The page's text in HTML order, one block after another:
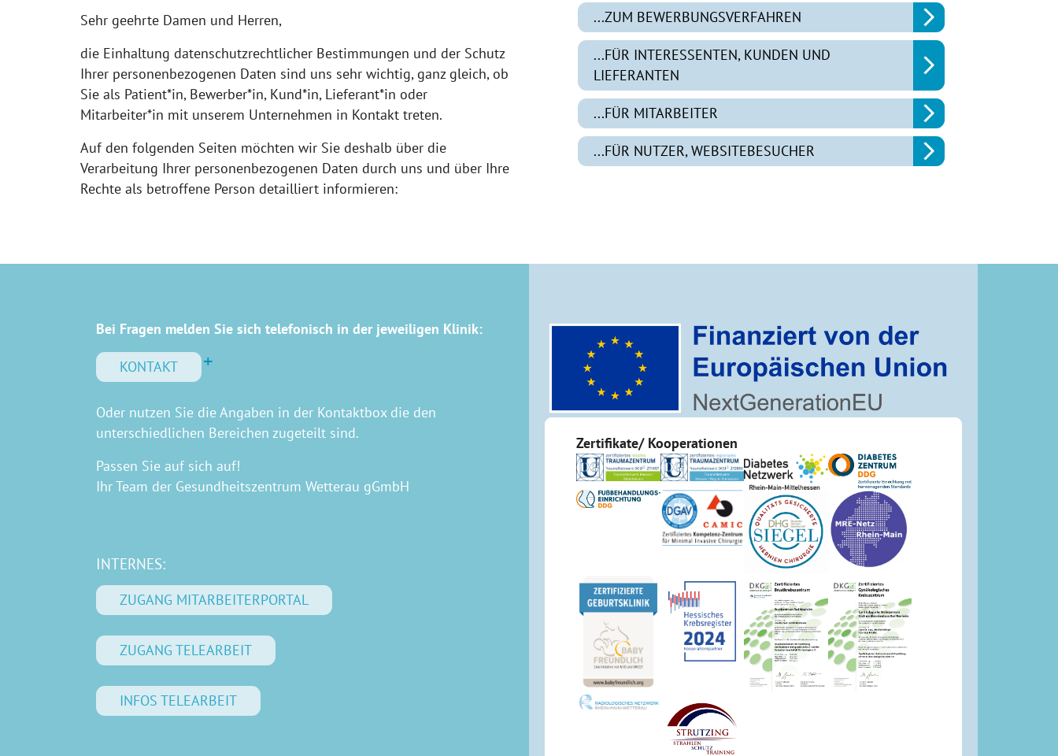
Sehr geehrte Damen und Herren,
die Einhaltung datenschutzrechtlicher Bestimmungen und der Schutz
Ihrer personenbezogenen Daten sind uns sehr wichtig, ganz gleich, ob
Sie als Patient*in, Bewerber*in, Kund*in, Lieferant*in oder
Mitarbeiter*in mit unserem Unternehmen in Kontakt treten.
Auf den folgenden Seiten möchten wir Sie deshalb über die
Verarbeitung Ihrer personenbezogenen Daten durch uns und über Ihre
Rechte als betroffene Person detailliert informieren:
...ZUM BEWERBUNGSVERFAHREN
...FÜR INTERESSENTEN, KUNDEN UND
LIEFERANTEN
...FÜR MITARBEITER
...FÜR NUTZER, WEBSITEBESUCHER
Bei Fragen melden Sie sich telefonisch in der jeweiligen Klinik:
KONTAKT
Oder nutzen Sie die Angaben in der Kontaktbox die den
unterschiedlichen Bereichen zugeteilt sind.
Passen Sie auf sich auf!
Ihr Team der Gesundheitszentrum Wetterau gGmbH
INTERNES:
ZUGANG MITARBEITERPORTAL
ZUGANG TELEARBEIT
INFOS TELEARBEIT
Zertifikate/ Kooperationen